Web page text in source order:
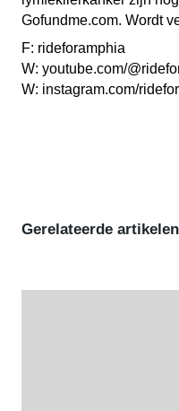
Gofundme.com. Wordt
F: rideforamphia
W: youtube.com/
W: instagram.com/
Gerelateerde artikelen